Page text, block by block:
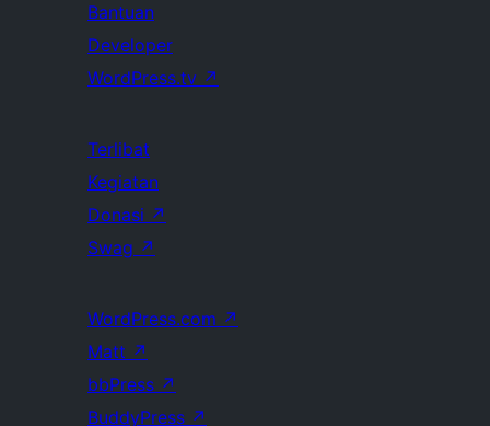
Bantuan
Developer
WordPress.tv ↗
Terlibat
Kegiatan
Donasi ↗
Swag ↗
WordPress.com ↗
Matt ↗
bbPress ↗
BuddyPress ↗